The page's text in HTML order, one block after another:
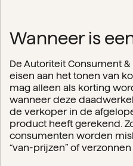
Wanneer is
De Autoriteit Consument
eisen aan het tonen van
mag alleen als korting
wanneer deze
de verkoper in de
product heeft gerekend.
consumenten worden
“van-prijzen” of